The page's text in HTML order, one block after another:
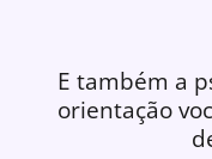
E também a
orientação